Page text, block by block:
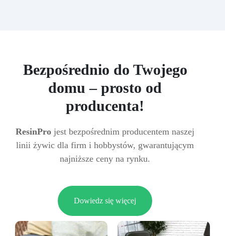
Bezpośrednio do Twojego
domu – prosto od
producenta!
ResinPro jest bezpośrednim producentem naszej
linii żywic dla firm i hobbystów, gwarantującym
najniższe ceny na rynku.
Dowiedz się więcej